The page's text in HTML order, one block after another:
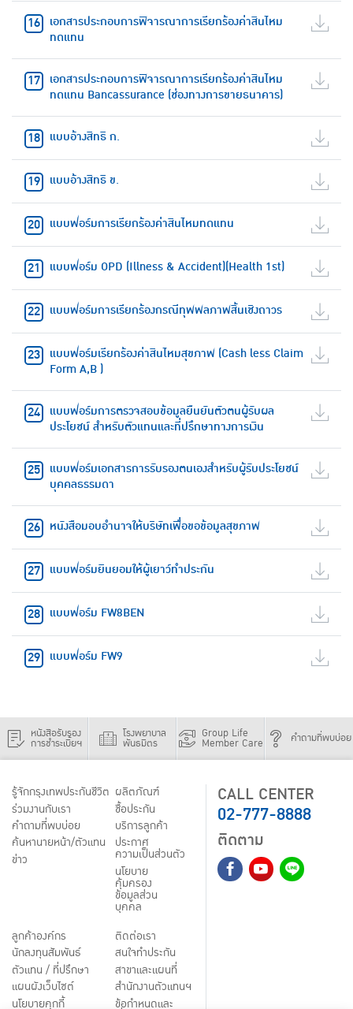
เอกสารประกอบการพิจารณาการเรียกร้องค่าสินไหม
ทดแทน
เอกสารประกอบการพิจารณาการเรียกร้องค่าสินไหม
ทดแทน Bancassurance (ช่องทางการขายธนาคาร)
แบบอ้างสิทธิ ก.
แบบอ้างสิทธิ ข.
แบบฟอร์มการเรียกร้องค่าสินไหมทดแทน
แบบฟอร์ม OPD (Illness & Accident)(Health 1st)
แบบฟอร์มการเรียกร้องกรณีทุพพลภาพสิ้นเชิงถาวร
แบบฟอร์มเรียกร้องค่าสินไหมสุขภาพ (Cash less Claim
Form A,B )
แบบฟอร์มการตรวจสอบข้อมูลยืนยันตัวตนผู้รับผล
ประโยชน์ สำหรับตัวแทนและที่ปรึกษาทางการเงิน
แบบฟอร์มเอกสารการรับรองตนเองสำหรับผู้รับประโยชน์
บุคคลธรรมดา
หนังสือมอบอำนาจให้บริษัทเพื่อขอข้อมูลสุขภาพ
แบบฟอร์มยินยอมให้ผู้เยาว์ทำประกัน
แบบฟอร์ม FW8BEN
แบบฟอร์ม FW9
หนังสือรับรอง
การชำระเบี้ยฯ
โรงพยาบาล
พันธมิตร
Group Life
Member Care คำถามที่พบบ่อย
รู้จักกรุงเทพประกันชีวิต
ร่วมงานกับเรา
คำถามที่พบบ่อย
ค้นหานายหน้า/ตัวแทน
ข่าว
ผลิตภัณฑ์
ชื้อประกัน
บริการลูกค้า
ประกาศ
ความเป็นส่วนตัว
นโยบาย
คุ้มครอง
ข้อมูลส่วน
บุคคล
ลูกค้าองค์กร
นักลงทุนสัมพันธ์
ตัวแทน / ที่ปรึกษา
แผนผังเว็บไซต์
นโยบายคุกกี้
ติดต่อเรา
สนใจทำประกัน
สาขาและแผนที่
สำนักงานตัวแทนฯ
ข้อกำหนดและ
CALL CENTER
02-777-8888
ติดตาม